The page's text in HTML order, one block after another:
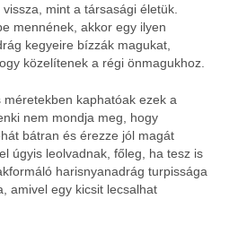
mint a társasági életük.
mennének, akkor egy ilyen
kegyeire bízzák magukat,
közelítenek a régi önmagukhoz.
kaphatóak ezek a
nem mondja meg, hogy
bátran és érezze jól magát
úgyis leolvadnak, főleg, ha tesz is
harisnyanadrág turpissága
amivel egy kicsit lecsalhat